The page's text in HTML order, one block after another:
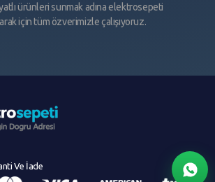
ürünleri sunmak adına elektrosepeti
için tüm özverimizle çalışıyoruz.
Ve İade